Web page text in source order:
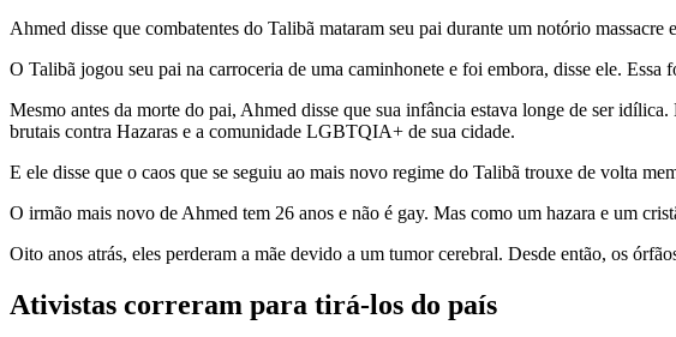
Ahmed disse que combatentes do Talibã mataram seu pai durante um notório
O Talibã jogou seu pai na carroceria de uma caminhonete e foi embora, disse ele.
Mesmo antes da morte do pai, Ahmed disse que sua infância estava longe de ser
brutais contra Hazaras e a comunidade LGBTQIA+ de sua cidade.
E ele disse que o caos que se seguiu ao mais novo regime do Talibã trouxe de volta
O irmão mais novo de Ahmed tem 26 anos e não é gay. Mas como um hazara e um
Oito anos atrás, eles perderam a mãe devido a um tumor cerebral. Desde então, os
Ativistas correram para tirá-los do país